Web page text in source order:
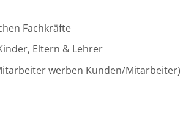
Fachkräfte
Eltern & Lehrer
werben Kunden/Mitarbeiter)